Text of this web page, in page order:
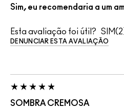
Sim, eu recomendaria a um
Esta avaliação foi útil? 2
DENUNCIAR ESTA AVALIAÇÃO
SOMBRA CREMOSA